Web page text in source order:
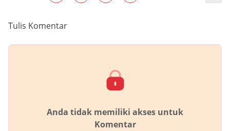
Tulis Komentar
Anda tidak memiliki akses untuk
Komentar